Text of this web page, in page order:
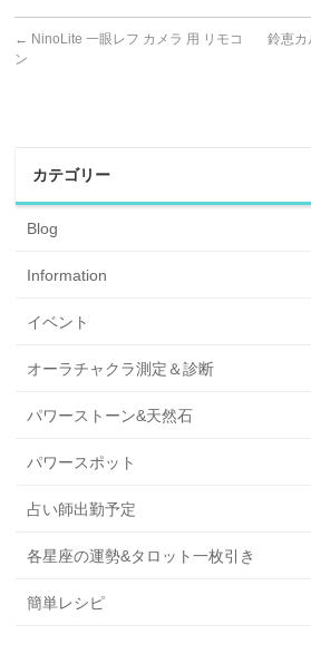
← NinoLite 一眼レフ カメラ 用 リモコ
ン
鈴恵カ
カテゴリー
Blog
Information
イベント
オーラチャクラ測定＆診断
パワーストーン&天然石
パワースポット
占い師出勤予定
各星座の運勢&タロット一枚引き
簡単レシピ